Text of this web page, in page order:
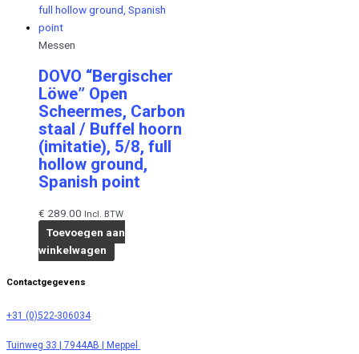
Messen
DOVO “Bergischer
Löwe” Open
Scheermes, Carbon
staal / Buffel hoorn
(imitatie), 5/8, full
hollow ground,
Spanish point
€ 289.00 Incl. BTW
Toevoegen aan
winkelwagen
Contactgegevens
+31 (0)522-306034
Tuinweg 33 | 7944AB | Meppel